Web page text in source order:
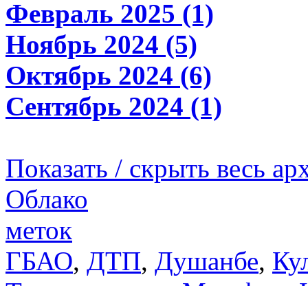
Февраль 2025 (1)
Ноябрь 2024 (5)
Октябрь 2024 (6)
Сентябрь 2024 (1)
Показать / скрыть весь
Облако
меток
ГБАО, ДТП, Душанбе,